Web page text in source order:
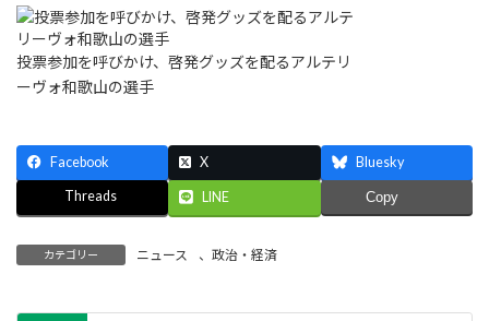
投票参加を呼びかけ、啓発グッズを配るアルテリ
ーヴォ和歌山の選手
Facebook X Bluesky
Threads LINE Copy
カテゴリー ニュース 、 政治・経済